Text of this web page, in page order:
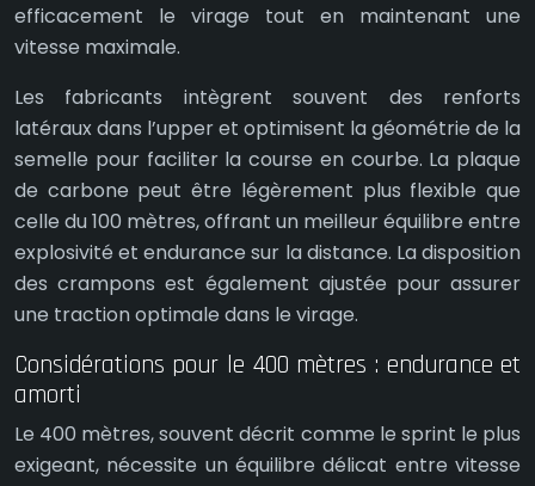
efficacement le virage tout en maintenant une
vitesse maximale.
Les fabricants intègrent souvent des renforts
latéraux dans l’upper et optimisent la géométrie de la
semelle pour faciliter la course en courbe. La plaque
de carbone peut être légèrement plus flexible que
celle du 100 mètres, offrant un meilleur équilibre entre
explosivité et endurance sur la distance. La disposition
des crampons est également ajustée pour assurer
une traction optimale dans le virage.
Considérations pour le 400 mètres : endurance et
amorti
Le 400 mètres, souvent décrit comme le sprint le plus
exigeant, nécessite un équilibre délicat entre vitesse